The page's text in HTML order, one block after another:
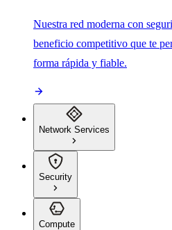
Nuestra red moderna con
beneficio competitivo que te
forma rápida y fiable.
Network Services
Security
Compute